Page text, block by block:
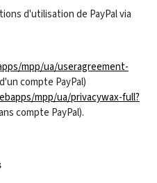
d'utilisation de PayPal via
mpp/ua/useragreement-
compte PayPal)
mpp/ua/privacywax-full?
compte PayPal).